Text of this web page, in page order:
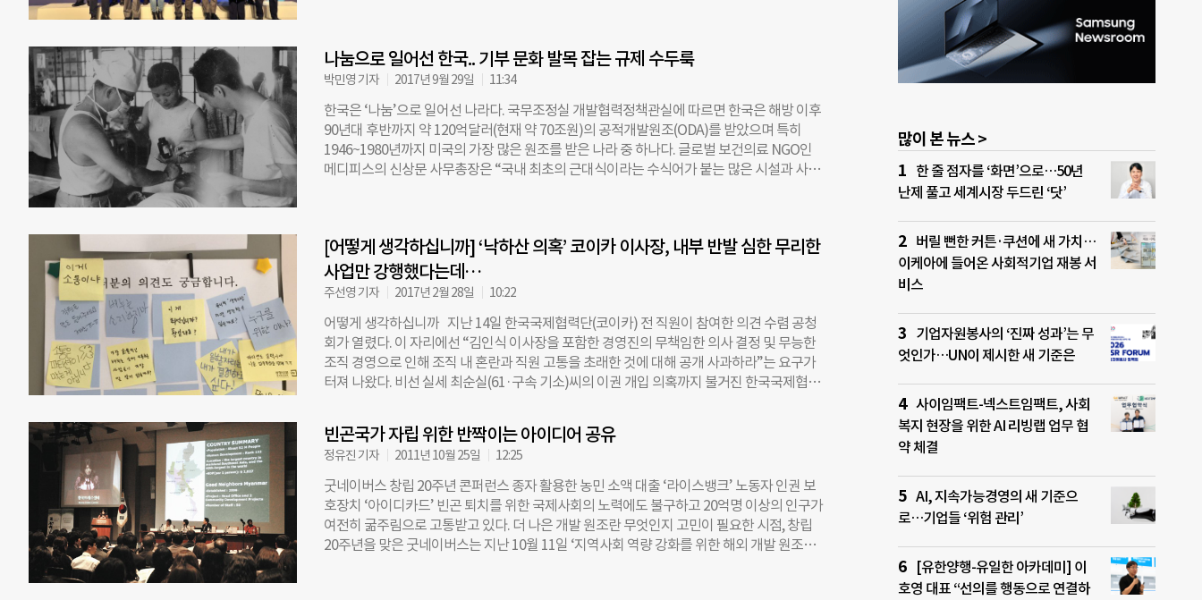
신위원장(윤현봉 국제개발협력민간협의회(KCOC) 사무총장)과 간사(송진호 부산 YMCA 사
무총장)를 비롯해 이태주 한성대 교수, 조영숙 한국여성단체연합 소장, 이성훈 국제개발협력
시민사회포럼(KoFID) 운영위원, 이현옥 연세대 교수, 한재광 발전대안 피다 대표 등 그간
29일, 서울 강남구 역삼동 GS타워에서 코이카(한국국제협력단·KOICA)가 주최하는 ‘제 1회
이노베이션 데이’ 행사가 열렸다. 이미경 코이카 이사장은 “좋은 기술을 가진 소셜 벤처들이
개도국 국민의 삶을 향상시킬 뿐 아니라 해외 시장을 선도할 수 있는 일류 기업이 될 수 있기
를 희망한다”고 밝혔다. ☞코이카 수장 이미경 이사장은 누구? 그는 행사장에서 ‘청년 일자
리’와 ‘지속가능한 비즈니스’를 가장 많이 언급했다. 이제 코이카가 개도국의 무조건적인 인
도적 지원을 넘어, 지속가능하고 혁신적인 방법으로 개도국의 근본적 빈곤 문제를 해결하고
솔루션의 주체가 사회적기업, 소셜벤처 등 청년들이 되도록 지원·협력하겠다는 뜻이다. 이 이
카를 포함한 모든 공공기관이 함께 고민하고 해결해야 할 중요한 과제”라고 강조했다. 일자리
창출 및 사회적 가치 실현 비전’의 가치를 내건 이번 행사는 정부기관, 학계, 예비 창업가, 사회
적기업 등 이해관계자 200여명이 참석한 가운데
나눔으로 일어선 한국.. 기부 문화 발목 잡는 규제 수두룩
박민영 기자 2017년 9월 29일 11:34
한국은 ‘나눔’으로 일어선 나라다. 국무조정실 개발협력정책관실에 따르면 한국은 해방 이후
90년대 후반까지 약 120억달러(현재 약 70조원)의 공적개발원조(ODA)를 받았으며 특히
1946~1980년까지 미국의 가장 많은 원조를 받은 나라 중 하나다. 글로벌 보건의료 NGO인
메디피스의 신상문 사무총장은 “국내 최초의 근대식이라는 수식어가 붙는 많은 시설과 사회
한국은 나눔 위에 세워진 나라 외국인들의 나눔에 의해 세워진 대표적 케이스가 병원이다. 대
한의사학회에 따르면, 1885년 9월 10일 선교 의료인 스크랜튼이 서울 정동에 진료소를 시작
하면서 민간병원 형태의 최초 의료기관인 ‘시병원’이 등장했다. 왕립병원인 광혜원이 주로 관
내 최초 서양식 의료기관인 세브란스병원 또한 미국 선교사 알렌이 주도해 세워졌다. 1885년
알렌의 주도하에 왕립병원인 광혜원이 세워졌고 이후 미국 북장로교회 선교회에서 미국인
사업가 세브란스가 기부한 기금으로 병원을 신축하여 1904년 한성도동에서 세브란스병원으
로 명칭을 바꿔 개원한 것. 계명대학교 동산의료원도 1899년 10월에 미국의 기독교 북장로회
속병원은 1945년 4월에 동대문부인병원을 인수하여 개원하였지만 그 최초의 기원은 메타 하
워드가 1887년 이화학당에서 부인병원을 시작한 것으로부터 출발한다. 국내 자선가에 의해
세워진 병원도 있다. 대표적으로 부산 고신대 복음병원이 있다. 평양도립병원장을 지내
다 1950년 월남한 故장기려 박사는 한국전쟁 중 발생한 전상자와 극빈환자에 대한 무료치료
를 시작하다 1951년 부산 영도에 정착해
[어떻게 생각하십니까] ‘낙하산 의혹’ 코이카 이사장, 내부 반발 심한 무리한
사업만 강행했다는데…
주선영 기자 2017년 2월 28일 10:22
어떻게 생각하십니까 지난 14일 한국국제협력단(코이카) 전 직원이 참여한 의견 수렴 공청
회가 열렸다. 이 자리에선 “김인식 이사장을 포함한 경영진의 무책임한 의사 결정 및 무능한
조직 경영으로 인해 조직 내 혼란과 직원 고통을 초래한 것에 대해 공개 사과하라”는 요구가
터져 나왔다. 비선 실세 최순실(61·구속 기소)씨의 이권 개입 의혹까지 불거진 한국국제협력
어 공사’를 밀어붙인 게 계기였다. 김 이사장은 “구글코리아같이 대기업이나 외국계 기업은
요즘 대부분 ‘오픈 스페이스’로 운영된다”며 “코이카는 사무 공간 단절로 인해 소통 문화가
없어 변화가 필요하다”며 이유를 밝혔다. 책정된 예산은 6억4000만원. 공사의 주요 골자는
▲파티션을 없애고 ▲벽을 유리벽으로 교체하며 ▲직원 한 명당 차지하는 공간을 줄이겠다
는 것. 하지만 직원 반발이 잇따랐다. 직원들은 ‘불통의 핵심이 파티션이 아니다’ ‘직원들의 이
야기를 듣고 결정하라’는 내용의 포스트잇과 대자보를 연이어 붙였고, 내부 익명 게시판에도
반대 글이 줄을 이었다. 하지만 인테리어 개편안을 공지한 지 일주일도 지나지 않은 지난달
빈곤국가 자립 위한 반짝이는 아이디어 공유
정유진 기자 2011년 10월 25일 12:25
굿네이버스 창립 20주년 콘퍼런스 종자 활용한 농민 소액 대출 ‘라이스뱅크’ 노동자 인권 보
호장치 ‘아이디카드’ 빈곤 퇴치를 위한 국제사회의 노력에도 불구하고 20억명 이상의 인구가
여전히 굶주림으로 고통받고 있다. 더 나은 개발 원조란 무엇인지 고민이 필요한 시점, 창립
20주년을 맞은 굿네이버스는 지난 10월 11일 ‘지역사회 역량 강화를 위한 해외 개발 원조사
많이 본 뉴스 >
한 줄 점자를 ‘화면’으로…50년
난제 풀고 세계시장 두드린 ‘닷’
버릴 뻔한 커튼·쿠션에 새 가치…
이케아에 들어온 사회적기업 재봉 서
비스
기업자원봉사의 ‘진짜 성과’는 무
엇인가…UN이 제시한 새 기준은
사이임팩트-넥스트임팩트, 사회
복지 현장을 위한 AI 리빙랩 업무 협
약 체결
AI, 지속가능경영의 새 기준으
로…기업들 ‘위험 관리’
[유한양행-유일한 아카데미] 이
호영 대표 “선의를 행동으로 연결하